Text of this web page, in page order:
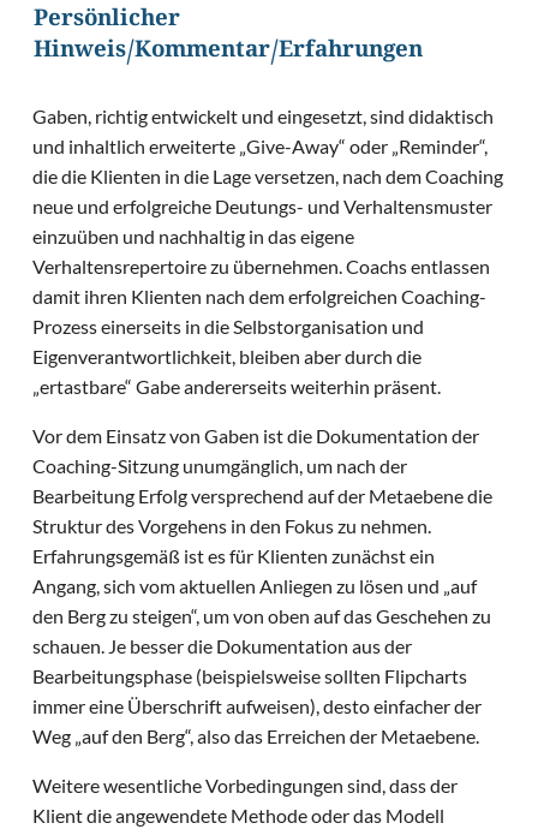
Persönlicher
Hinweis/Kommentar/Erfahrungen
Gaben, richtig entwickelt und eingesetzt, sind didaktisch
und inhaltlich erweiterte „Give-Away“ oder „Reminder“,
die die Klienten in die Lage versetzen, nach dem Coaching
neue und erfolgreiche Deutungs- und Verhaltensmuster
einzuüben und nachhaltig in das eigene
Verhaltensrepertoire zu übernehmen. Coachs entlassen
damit ihren Klienten nach dem erfolgreichen Coaching-
Prozess einerseits in die Selbstorganisation und
Eigenverantwortlichkeit, bleiben aber durch die
„ertastbare“ Gabe andererseits weiterhin präsent.
Vor dem Einsatz von Gaben ist die Dokumentation der
Coaching-Sitzung unumgänglich, um nach der
Bearbeitung Erfolg versprechend auf der Metaebene die
Struktur des Vorgehens in den Fokus zu nehmen.
Erfahrungsgemäß ist es für Klienten zunächst ein
Angang, sich vom aktuellen Anliegen zu lösen und „auf
den Berg zu steigen“, um von oben auf das Geschehen zu
schauen. Je besser die Dokumentation aus der
Bearbeitungsphase (beispielsweise sollten Flipcharts
immer eine Überschrift aufweisen), desto einfacher der
Weg „auf den Berg“, also das Erreichen der Metaebene.
Weitere wesentliche Vorbedingungen sind, dass der
Klient die angewendete Methode oder das Modell